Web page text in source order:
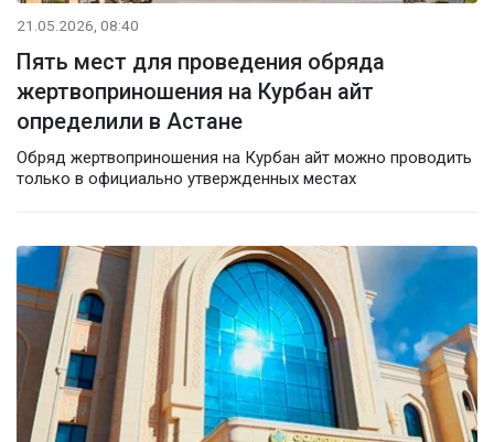
21.05.2026, 08:40
Пять мест для проведения обряда
жертвоприношения на Курбан айт
определили в Астане
Обряд жертвоприношения на Курбан айт можно проводить
только в официально утвержденных местах